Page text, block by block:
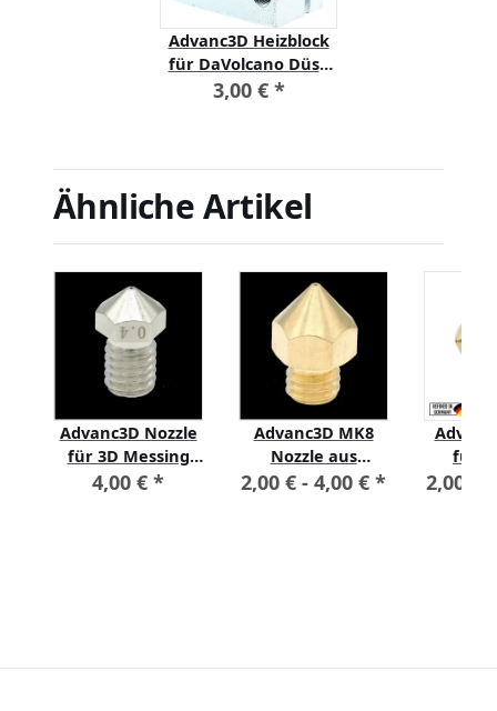
Advanc3D Heizblock
für DaVolcano Düse
Düse Hot Ends
3,00 € *
Ähnliche Artikel
Advanc3D Nozzle
für 3D Messing
Nickel beschichtet
4,00 € *
Advanc3D MK8
Nozzle aus
Messing CuZn37
2,00 € - 4,00 € *
für
2,00 €